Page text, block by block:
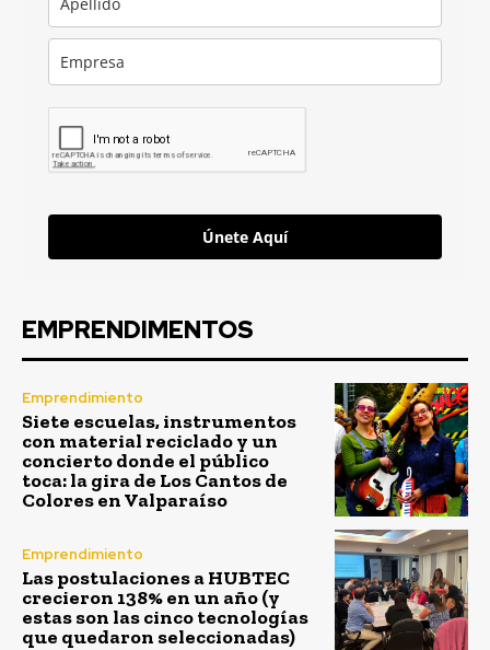
Únete Aquí
EMPRENDIMENTOS
Emprendimiento
Siete escuelas, instrumentos
con material reciclado y un
concierto donde el público
toca: la gira de Los Cantos de
Colores en Valparaíso
Emprendimiento
Las postulaciones a HUBTEC
crecieron 138% en un año (y
estas son las cinco tecnologías
que quedaron seleccionadas)